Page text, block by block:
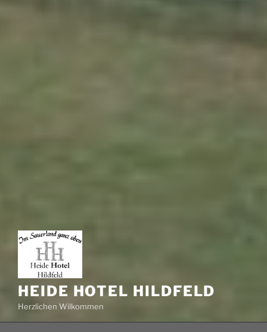
HEIDE HOTEL HILDFELD
Herzlichen Wilkommen